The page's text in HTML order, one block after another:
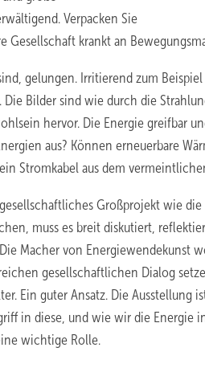
Verpacken Sie
krankt an
gelungen. Irritierend zum
Bilder sind wie durch die
hervor. Die Energie greifbar
aus? Können erneuerbare
Stromkabel aus dem
Großprojekt wie
muss es breit diskutiert,
Macher von Energiewendekunst
gesellschaftlichen Dialog
Ein guter Ansatz. Die Ausstellung
in diese, und wie wir die Energie
wichtige Rolle.